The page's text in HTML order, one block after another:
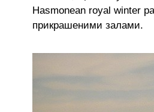
Hasmonean royal winter
прикрашеними залами.